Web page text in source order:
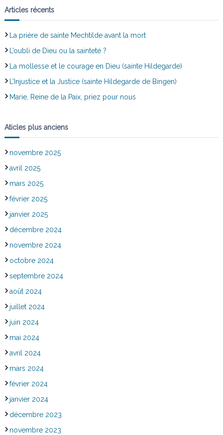
Articles récents
La prière de sainte Mechtilde avant la mort
L’oubli de Dieu ou la sainteté ?
La mollesse et le courage en Dieu (sainte Hildegarde)
L’Injustice et la Justice (sainte Hildegarde de Bingen)
Marie, Reine de la Paix, priez pour nous
Aticles plus anciens
novembre 2025
avril 2025
mars 2025
février 2025
janvier 2025
décembre 2024
novembre 2024
octobre 2024
septembre 2024
août 2024
juillet 2024
juin 2024
mai 2024
avril 2024
mars 2024
février 2024
janvier 2024
décembre 2023
novembre 2023